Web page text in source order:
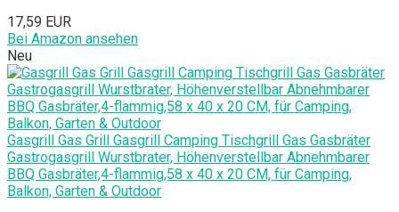
17,59 EUR
Bei Amazon ansehen
Neu
Gasgrill Gas Grill Gasgrill Camping Tischgrill Gas Gasbräter
Gastrogasgrill Wurstbrater, Höhenverstellbar Abnehmbarer
BBQ Gasbräter,4-flammig,58 x 40 x 20 CM, für Camping,
Balkon, Garten & Outdoor